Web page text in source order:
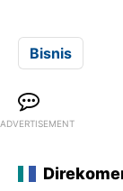
Bisnis
ADVERTISEMENT